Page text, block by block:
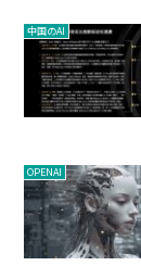
中国のAI
OPENAI